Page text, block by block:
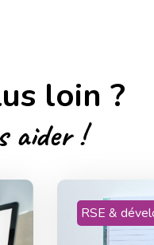
loin ?
aider !
RSE &